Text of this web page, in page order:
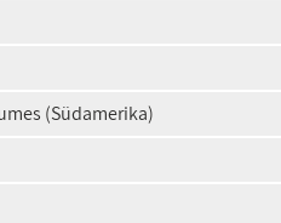
(Südamerika)